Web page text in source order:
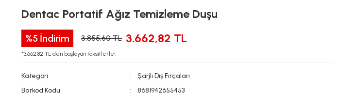
Dentac Portatif Ağız Temizleme Duşu
%5 İndirim 3.855,60 TL 3.662,82 TL
*3.662,82 TL den başlayan taksitlerle!
Kategori
Şarjlı Diş Fırçaları
Barkod Kodu
8681942655453